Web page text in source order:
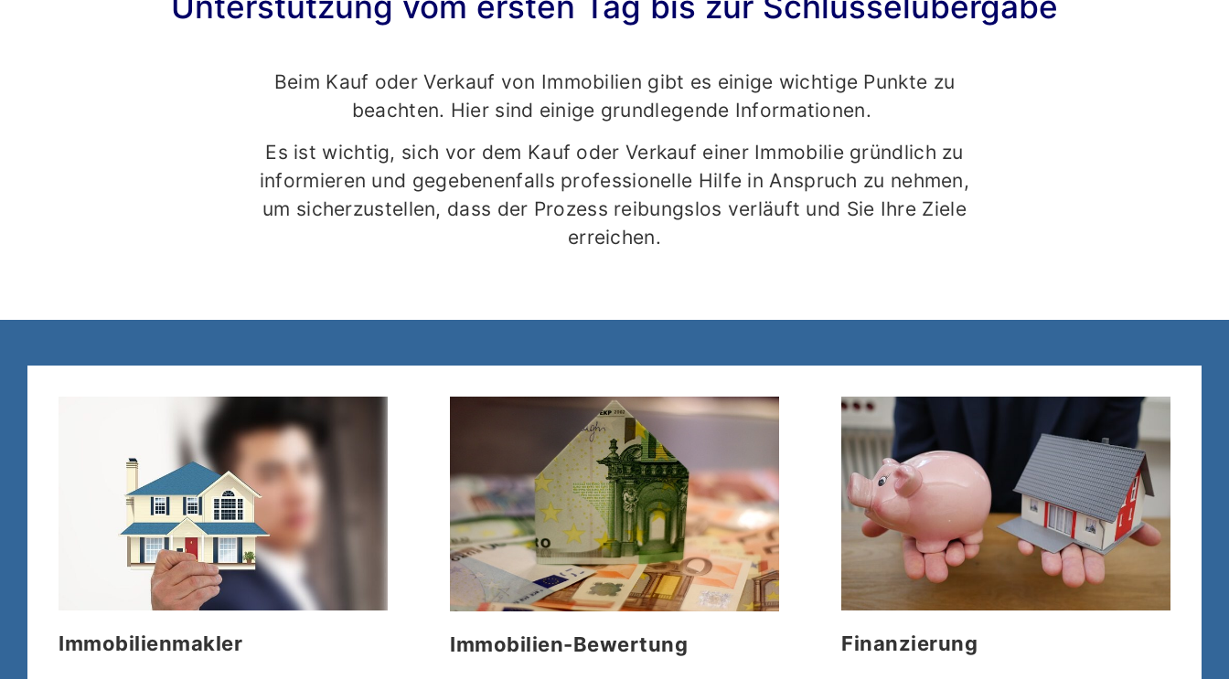
Beim Kauf oder Verkauf von Immobilien gibt es einige wichtige Punkte zu
beachten. Hier sind einige grundlegende Informationen.
Es ist wichtig, sich vor dem Kauf oder Verkauf einer Immobilie gründlich zu
informieren und gegebenenfalls professionelle Hilfe in Anspruch zu nehmen,
um sicherzustellen, dass der Prozess reibungslos verläuft und Sie Ihre Ziele
erreichen.
Immobilienmakler Immobilien-Bewertung Finanzierung